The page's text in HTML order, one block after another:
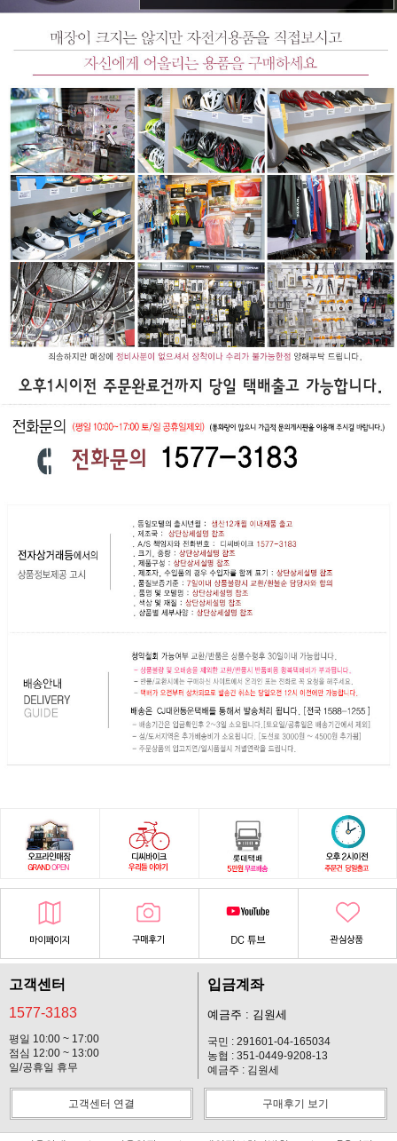
고객센터
1577-3183
평일 10:00 ~ 17:00
점심 12:00 ~ 13:00
일/공휴일 휴무
입금계좌
예금주 : 김원세
국민 : 291601-04-165034
농협 : 351-0449-9208-13
예금주 : 김원세
고객센터 연결 구매후기 보기